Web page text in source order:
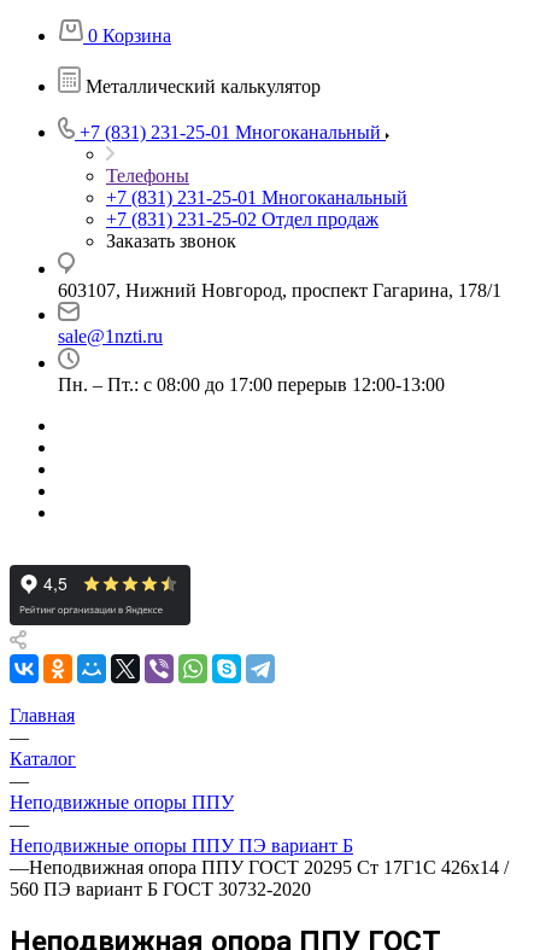
0 Корзина
Металлический калькулятор
+7 (831) 231-25-01 Многоканальный
Телефоны
+7 (831) 231-25-01 Многоканальный
+7 (831) 231-25-02 Отдел продаж
Заказать звонок
603107, Нижний Новгород, проспект Гагарина, 178/1
sale@1nzti.ru
Пн. – Пт.: с 08:00 до 17:00 перерыв 12:00-13:00
Главная
—
Каталог
—
Неподвижные опоры ППУ
—
Неподвижные опоры ППУ ПЭ вариант Б
—Неподвижная опора ППУ ГОСТ 20295 Ст 17Г1С 426x14 /
560 ПЭ вариант Б ГОСТ 30732-2020
Неподвижная опора ППУ ГОСТ